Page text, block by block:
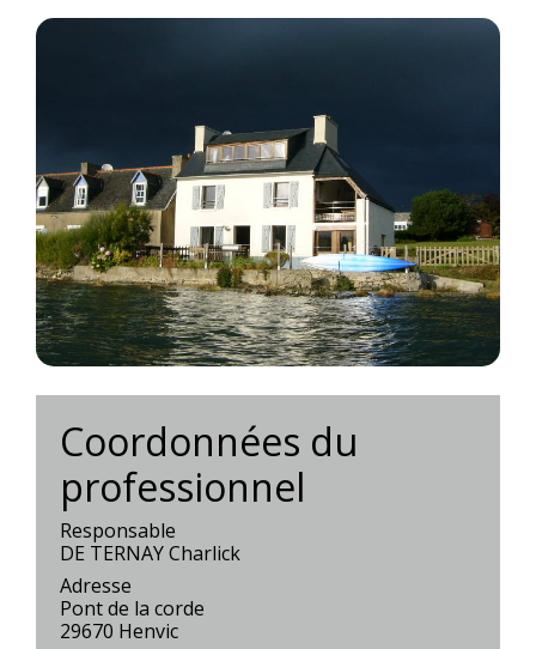
Coordonnées du
professionnel
Responsable
DE TERNAY Charlick
Adresse
Pont de la corde
29670 Henvic